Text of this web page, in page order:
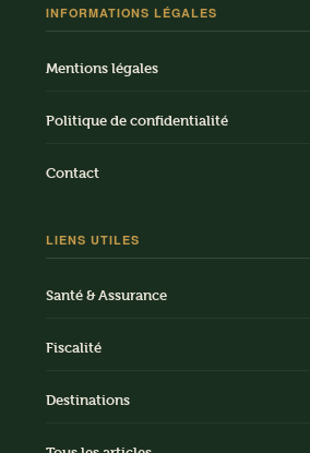
INFORMATIONS LÉGALES
Mentions légales
Politique de confidentialité
Contact
LIENS UTILES
Santé & Assurance
Fiscalité
Destinations